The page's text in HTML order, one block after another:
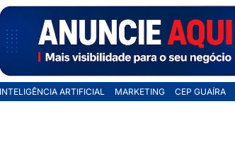
INTELIGÊNCIA ARTIFICIAL MARKETING CEP GUAÍRA